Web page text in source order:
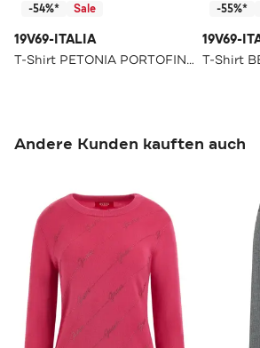
-54%* Sale
19V69-ITALIA
T-Shirt PETONIA PORTOFINO Rose
-55%*
19V69-
Andere Kunden kauften auch